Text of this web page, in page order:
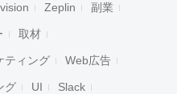
Zeplin 副業
取材
ティング Web広告
グ UI Slack